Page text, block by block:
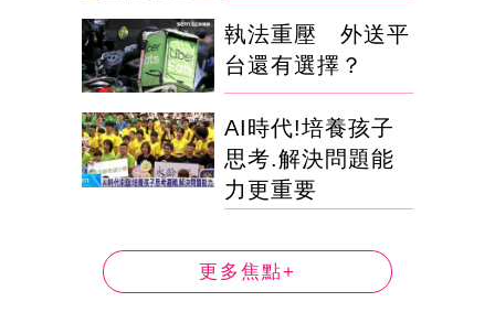
執法重壓 外送平
台還有選擇？
AI時代!培養孩子
思考.解決問題能
力更重要
更多焦點+